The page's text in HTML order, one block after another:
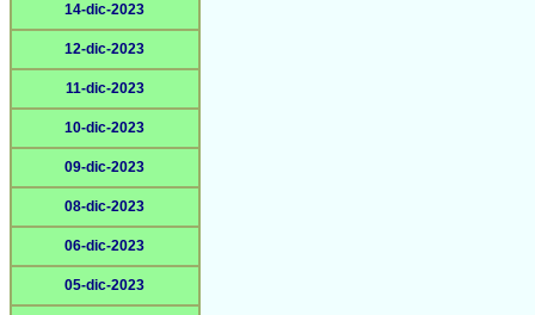
14-dic-2023
12-dic-2023
11-dic-2023
10-dic-2023
09-dic-2023
08-dic-2023
06-dic-2023
05-dic-2023